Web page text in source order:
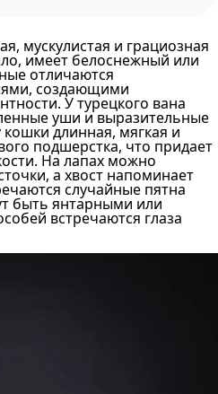
мускулистая и грациозная
имеет белоснежный или
отличаются
создающими
У турецкого вана
уши и выразительные
длинная, мягкая и
подшерстка, что придает
На лапах можно
а хвост напоминает
случайные пятна
быть янтарными или
встречаются глаза